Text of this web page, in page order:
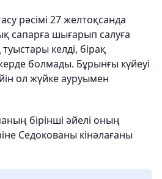
рәсімі 27 желтоқсанда
сапарға шығарып салуға
келді, бірақ
болмады. Бұрынғы күйеуі
ол жүйке ауруымен
бірінші әйелі оның
Седокованы кінәлағаны